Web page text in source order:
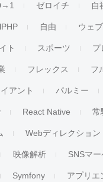
ゼロイチ 自
自由 ウェブ
ト スポーツ プ
フレックス フ
アント パルミー
React Native 常
Webディレクション
映像解析 SNSマ
Symfony アプリエ